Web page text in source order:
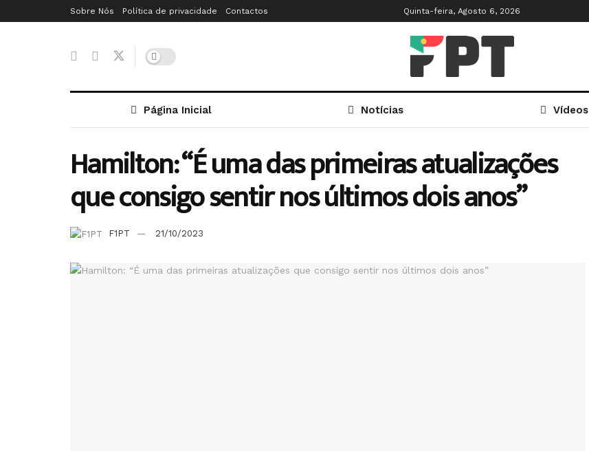
Sobre Nós Política de privacidade Contactos Quinta-feira, Agosto 6, 2026
Página Inicial Notícias Vídeos
Hamilton: “É uma das primeiras atualizações
que consigo sentir nos últimos dois anos”
F1PT 21/10/2023